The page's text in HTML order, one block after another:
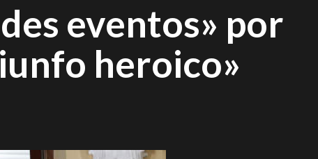
eventos» por
heroico»